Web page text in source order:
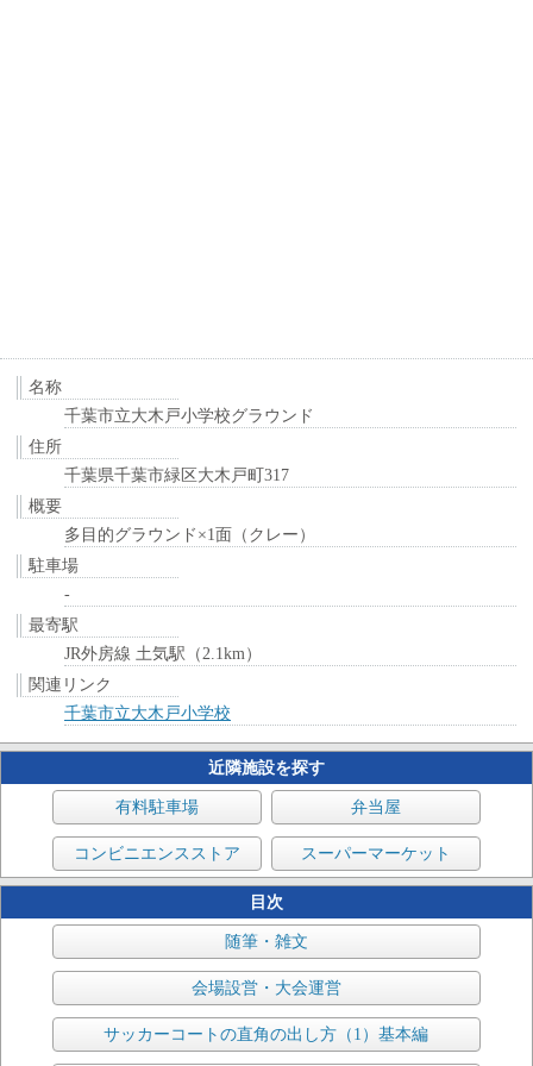
名称
千葉市立大木戸小学校グラウンド
住所
千葉県千葉市緑区大木戸町317
概要
多目的グラウンド×1面（クレー）
駐車場
-
最寄駅
JR外房線 土気駅（2.1km）
関連リンク
千葉市立大木戸小学校
近隣施設を探す
有料駐車場 弁当屋
コンビニエンスストア スーパーマーケット
目次
随筆・雑文
会場設営・大会運営
サッカーコートの直角の出し方（1）基本編